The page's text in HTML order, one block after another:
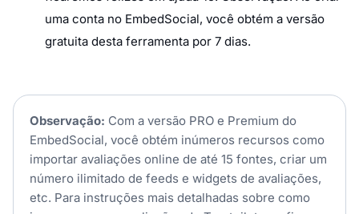
uma conta no EmbedSocial, você obtém a versão
gratuita desta ferramenta por 7 dias.
Observação: Com a versão PRO e Premium do
EmbedSocial, você obtém inúmeros recursos como
importar avaliações online de até 15 fontes, criar um
número ilimitado de feeds e widgets de avaliações,
etc. Para instruções mais detalhadas sobre como